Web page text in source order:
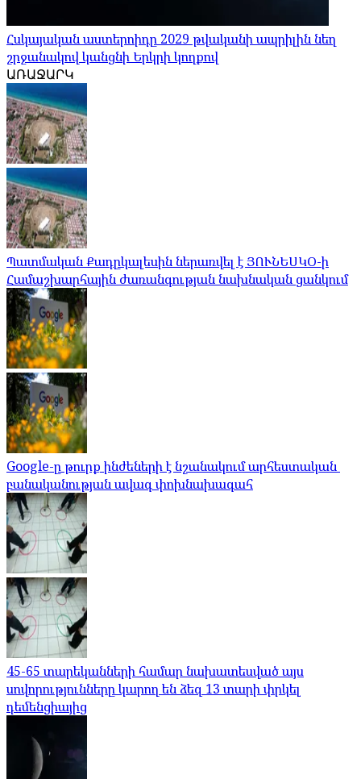
Հսկայական աստերոիդը 2029 թվականի ապրիլին նեղ
շրջանակով կանցնի Երկրի կողքով
ԱՌԱՋԱՐԿ
Պատմական Քադըկալեսին ներառվել է ՅՈՒՆԵՍԿՕ-ի
Համաշխարհային ժառանգության նախնական ցանկում
Google-ը թուրք ինժեների է նշանակում արհեստական ​​
բանականության ավագ փոխնախագահ
45-65 տարեկանների համար նախատեսված այս
սովորությունները կարող են ձեզ 13 տարի փրկել
դեմենցիայից